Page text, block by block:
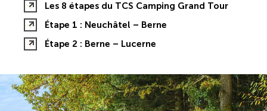
Les 8 étapes du TCS Camping Grand Tour
Étape 1 : Neuchâtel – Berne
Étape 2 : Berne – Lucerne